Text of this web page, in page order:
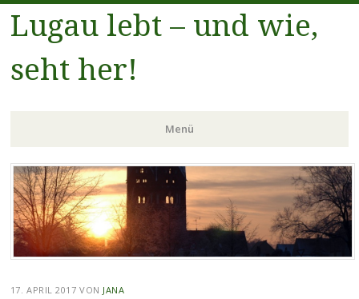
Lugau lebt – und wie,
seht her!
Menü
Zum
Inhalt
springen
17. APRIL 2017 VON JANA